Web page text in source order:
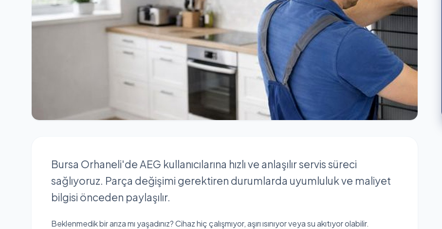
Bursa Orhaneli'de AEG kullanıcılarına hızlı ve anlaşılır servis süreci
sağlıyoruz. Parça değişimi gerektiren durumlarda uyumluluk ve maliyet
bilgisi önceden paylaşılır.
Beklenmedik bir arıza mı yaşadınız? Cihaz hiç çalışmıyor, aşırı ısınıyor veya su akıtıyor olabilir.